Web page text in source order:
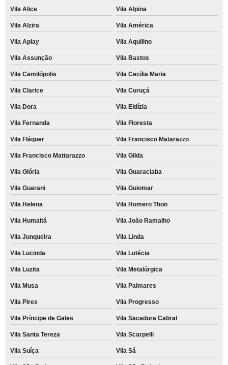
Vila Alice Vila Alpina
Vila Alzira Vila América
Vila Apiay Vila Aquilino
Vila Assunção Vila Bastos
Vila Camilópolis Vila Cecília Maria
Vila Clarice Vila Curuçá
Vila Dora Vila Eldízia
Vila Fernanda Vila Floresta
Vila Fláquer Vila Francisco Matarazzo
Vila Francisco Mattarazzo Vila Gilda
Vila Glória Vila Guaraciaba
Vila Guarani Vila Guiomar
Vila Helena Vila Homero Thon
Vila Humaitá Vila João Ramalho
Vila Junqueira Vila Linda
Vila Lucinda Vila Lutécia
Vila Luzita Vila Metalúrgica
Vila Musa Vila Palmares
Vila Pires Vila Progresso
Vila Príncipe de Gales Vila Sacadura Cabral
Vila Santa Tereza Vila Scarpelli
Vila Suíça Vila Sá